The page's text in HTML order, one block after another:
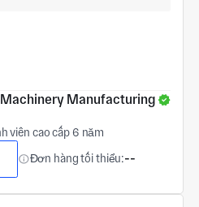
Manufacturing
viên cao cấp 6 năm
Đơn hàng tối thiểu:--